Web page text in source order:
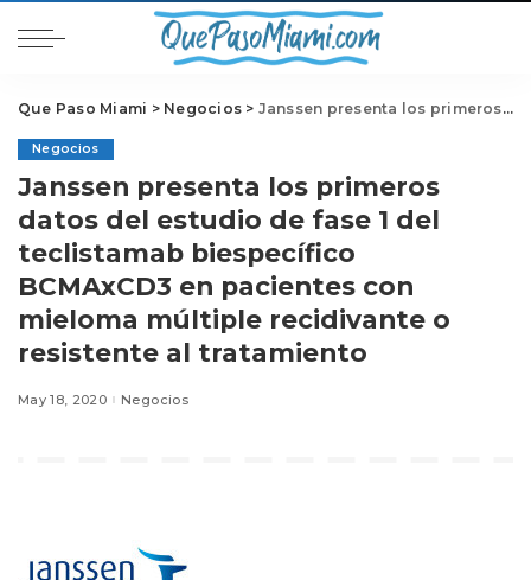
Que Paso Miami > Negocios > Janssen presenta los primeros datos del estudio de fase 1 del teclistamab biespecífico BCMAxCD3 en pacientes con mieloma múltiple recidivante o resistente al tratamiento
Negocios
Janssen presenta los primeros
datos del estudio de fase 1 del
teclistamab biespecífico
BCMAxCD3 en pacientes con
mieloma múltiple recidivante o
resistente al tratamiento
May 18, 2020 Negocios